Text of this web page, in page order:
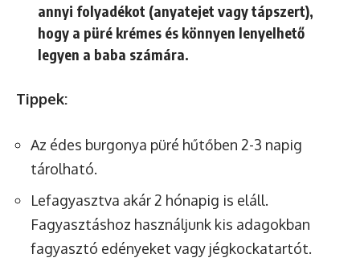
annyi folyadékot (anyatejet vagy tápszert),
hogy a püré krémes és könnyen lenyelhető
legyen a baba számára.
Tippek:
Az édes burgonya püré hűtőben 2-3 napig
tárolható.
Lefagyasztva akár 2 hónapig is eláll.
Fagyasztáshoz használjunk kis adagokban
fagyasztó edényeket vagy jégkockatartót.